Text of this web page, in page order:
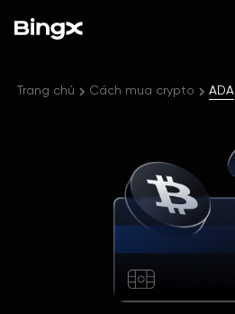
Trang chủ Cách mua crypto ADA